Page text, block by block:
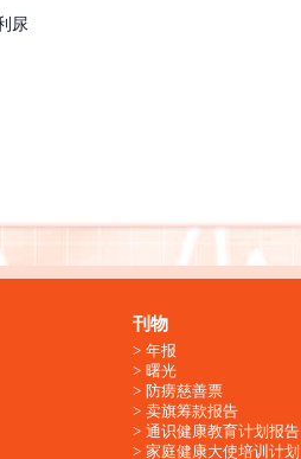
尿
刊物
年报
曙光
防痨慈善票
卖旗筹款报告
通识健康教育计划报告
家庭健康大使培训计划